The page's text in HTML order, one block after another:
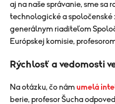
aj na naše správanie, sme sa
technologické a
generálnym riaditeľom
Európskej komisie,
Rýchlosť a vedomosti
Na otázku, čo nám umelá
berie, profesor Šucha